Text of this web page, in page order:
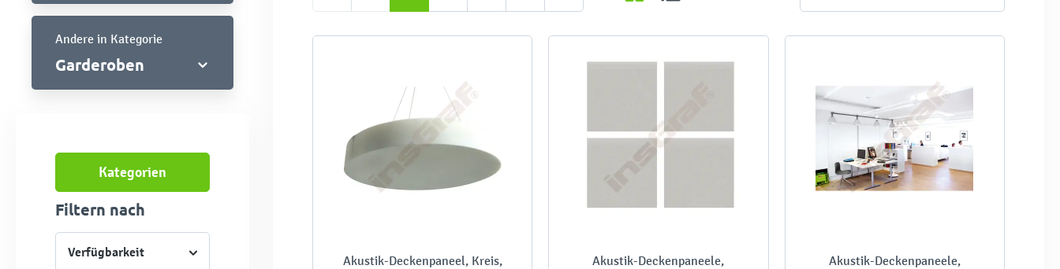
Andere in Kategorie
Garderoben
Kategorien
Filtern nach
Verfügbarkeit
Akustik-Deckenpaneel, Kreis,
Akustik-Deckenpaneele,
Akustik-Deckenpaneele,